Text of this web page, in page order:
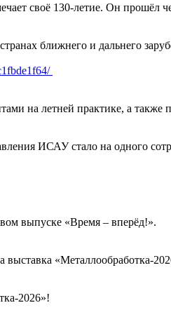
своё 130-летие. Он прошёл
ближнего и дальнего
на летней практике, а
ИСАУ стало на одного
выпуске «Время – вперёд!».
2026»!